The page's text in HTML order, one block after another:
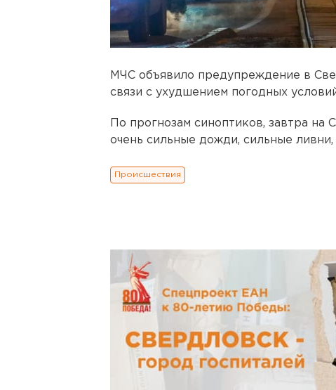
МЧС объявило предупреждение в
связи с ухудшением погодных
По прогнозам синоптиков, завтра
очень сильные дожди, сильные ливни,
Происшествия